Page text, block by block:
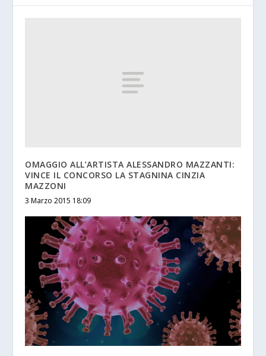
OMAGGIO ALL’ARTISTA ALESSANDRO MAZZANTI:
VINCE IL CONCORSO LA STAGNINA CINZIA
MAZZONI
3 Marzo 2015 18:09